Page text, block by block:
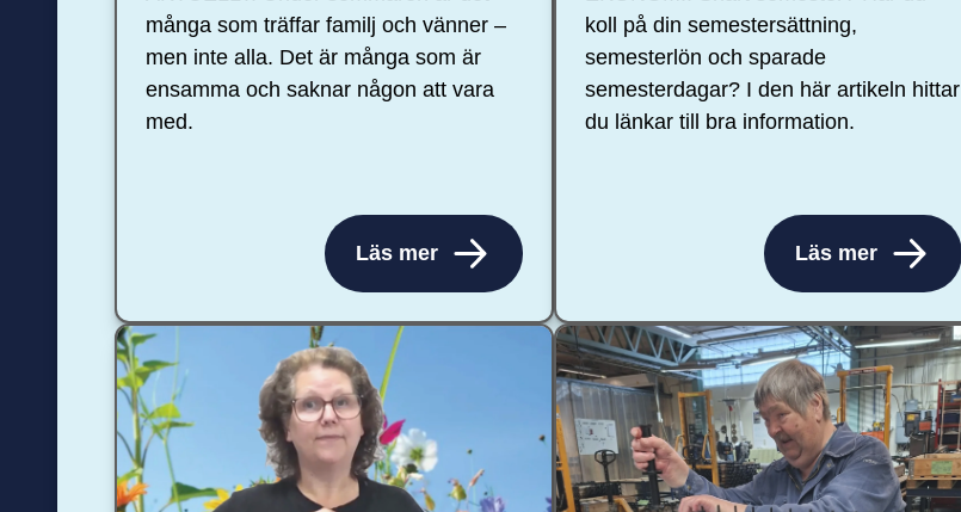
många som träffar familj och vänner –
men inte alla. Det är många som är
ensamma och saknar någon att vara
med.
Läs mer
koll på din semestersättning,
semesterlön och sparade
semesterdagar? I den här artikeln hittar
du länkar till bra information.
Läs mer